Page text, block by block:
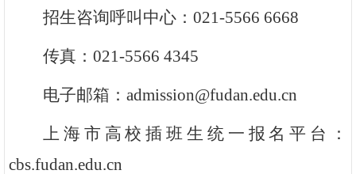
招生咨询呼叫中心：021-5566 6668
传真：021-5566 4345
电子邮箱：admission@fudan.edu.cn
上海市高校插班生统一报名平台：
cbs.fudan.edu.cn